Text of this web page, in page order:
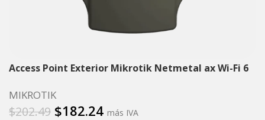
Access Point Exterior Mikrotik Netmetal ax Wi-Fi 6
MIKROTIK
$202.49 $182.24 más IVA